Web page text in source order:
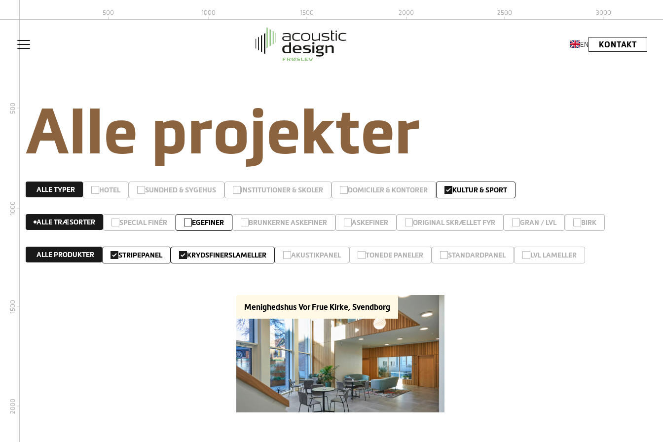
EN KONTAKT
500 1000 1500 2000 2500 3000
500
1000
1500
2000
Alle projekter
ALLE TYPER HOTEL SUNDHED & SYGEHUS INSTITUTIONER & SKOLER DOMICILER & KONTORER KULTUR & SPORT
ALLE TRÆSORTER SPECIAL FINÉR EGEFINER BRUNKERNE ASKEFINER ASKEFINER ORIGINAL SKRÆLLET FYR GRAN / LVL BIRK
ALLE PRODUKTER STRIPEPANEL KRYDSFINERSLAMELLER AKUSTIKPANEL TONEDE PANELER STANDARDPANEL LVL LAMELLER
Menighedshus Vor Frue Kirke, Svendborg